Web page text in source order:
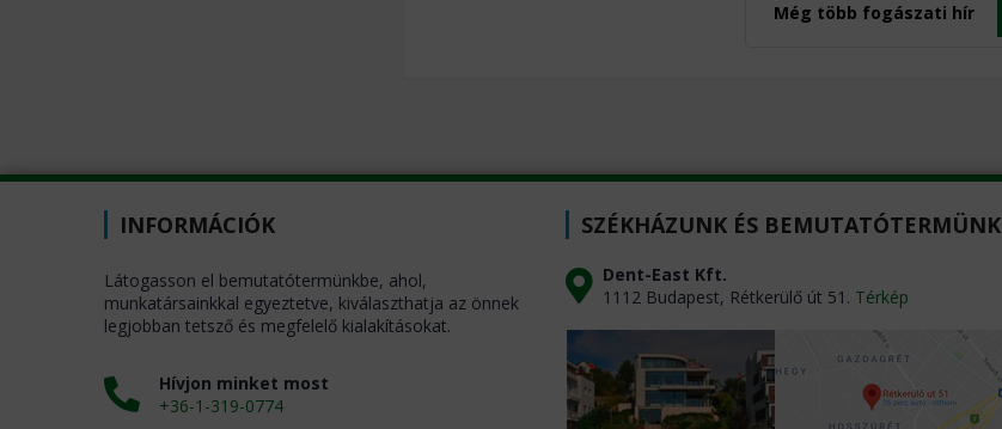
Még több fogászati hír
INFORMÁCIÓK
Látogasson el bemutatótermünkbe, ahol,
munkatársainkkal egyeztetve, kiválaszthatja az önnek
legjobban tetsző és megfelelő kialakításokat.
Hívjon minket most
+36-1-319-0774
SZÉKHÁZUNK ÉS BEMUTATÓTERMÜNK
Dent-East Kft.
1112 Budapest, Rétkerülő út 51. Térkép